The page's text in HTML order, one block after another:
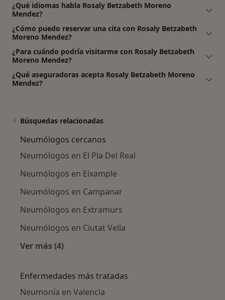
¿Qué idiomas habla Rosaly Betzabeth Moreno
Mendez?
¿Cómo puedo reservar una cita con Rosaly Betzabeth
Moreno Mendez?
¿Para cuándo podría visitarme con Rosaly Betzabeth
Moreno Mendez?
¿Qué aseguradoras acepta Rosaly Betzabeth Moreno
Mendez?
Búsquedas relacionadas
Neumólogos cercanos
Neumólogos en El Pla Del Real
Neumólogos en Eixample
Neumólogos en Campanar
Neumólogos en Extramurs
Neumólogos en Ciutat Vella
Ver más (4)
Enfermedades más tratadas
Neumonía en Valencia